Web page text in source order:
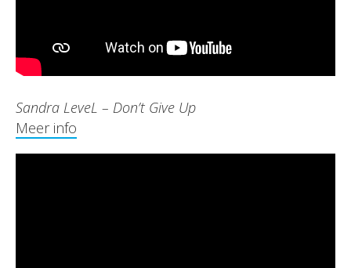
Sandra LeveL – Don’t Give Up
Meer info